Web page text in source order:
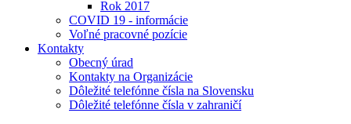
Rok 2017
COVID 19 - informácie
Voľné pracovné pozície
Kontakty
Obecný úrad
Kontakty na Organizácie
Dôležité telefónne čísla na Slovensku
Dôležité telefónne čísla v zahraničí